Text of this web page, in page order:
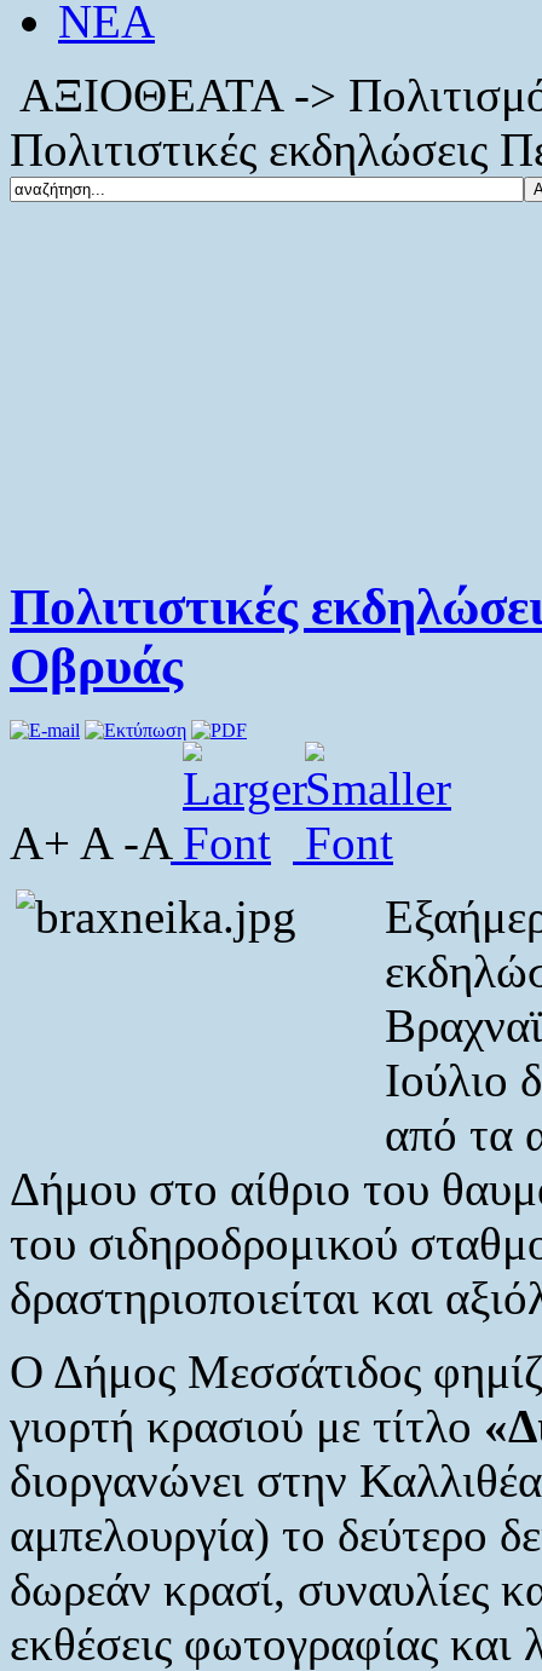
ΝΕΑ
ΑΞΙΟΘΕΑΤΑ ->
Πολιτιστικές εκδηλώσεις
Πολιτιστικές
Οβρυάς
A+ A -A
Ιούλιο
από τα
Δήμου στο αίθριο του
του σιδηροδρομικού
δραστηριοποιείται και
Ο Δήμος Μεσσάτιδος
γιορτή κρασιού με τίτλο
διοργανώνει στην
αμπελουργία) το δεύτερο
δωρεάν κρασί, συναυλίες
εκθέσεις φωτογραφίας και